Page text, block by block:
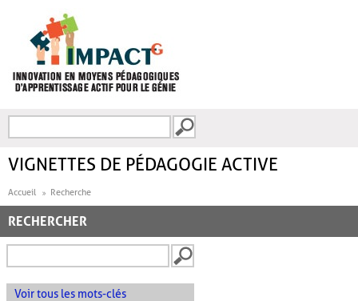
FORMULAIRE DE
VIGNETTES DE PÉDAGOGIE ACTIVE
Accueil Recherche
RECHERCHER
Voir tous les mots-clés